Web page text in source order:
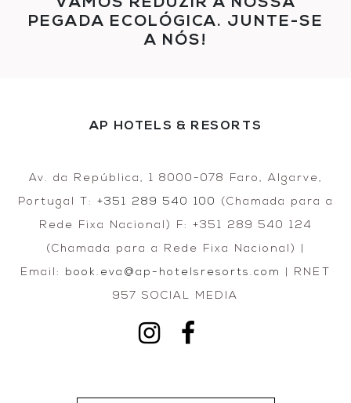
VAMOS REDUZIR A NOSSA
PEGADA ECOLÓGICA. JUNTE-SE
A NÓS!
AP HOTELS & RESORTS
Av. da República, 1 8000-078 Faro, Algarve,
Portugal T: +351 289 540 100
(Chamada para a
Rede Fixa Nacional) F: +351 289 540 124
(Chamada para a Rede Fixa Nacional) |
Email: book.eva@ap-hotelsresorts.com
| RNET
957 SOCIAL MEDIA